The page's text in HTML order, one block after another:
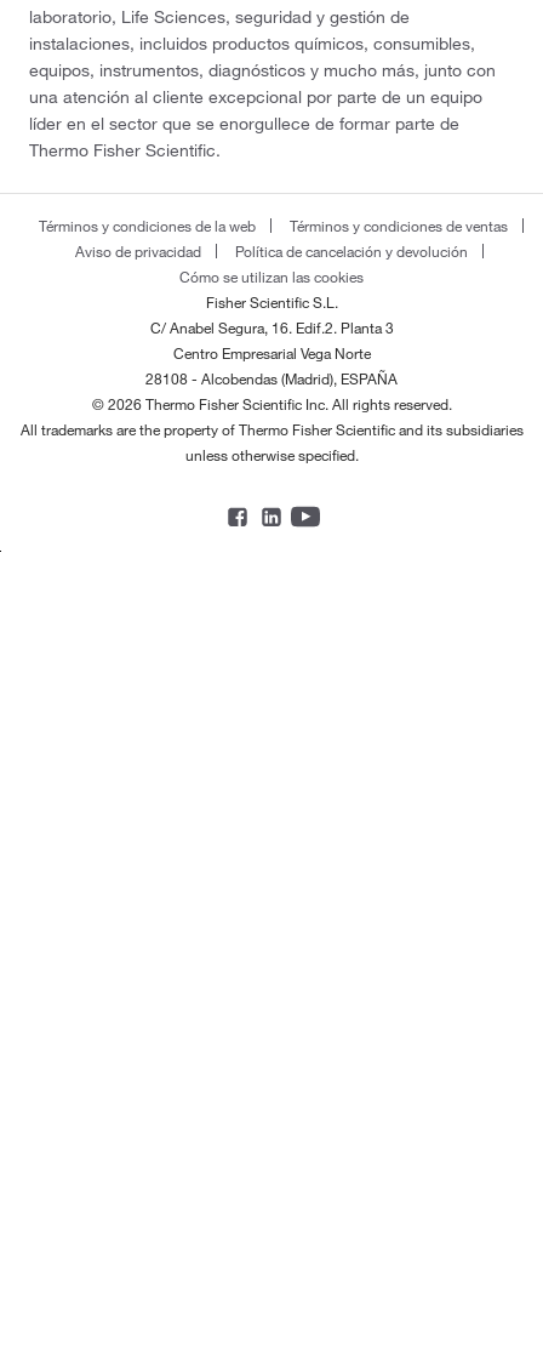
laboratorio, Life Sciences, seguridad y gestión de
instalaciones, incluidos productos químicos, consumibles,
equipos, instrumentos, diagnósticos y mucho más, junto con
una atención al cliente excepcional por parte de un equipo
líder en el sector que se enorgullece de formar parte de
Thermo Fisher Scientific.
Términos y condiciones de la web
Términos y condiciones de ventas
Aviso de privacidad
Política de cancelación y devolución
Cómo se utilizan las cookies
Fisher Scientific S.L.
C/ Anabel Segura, 16. Edif.2. Planta 3
Centro Empresarial Vega Norte
28108 - Alcobendas (Madrid), ESPAÑA
© 2026 Thermo Fisher Scientific Inc. All rights reserved.
All trademarks are the property of Thermo Fisher Scientific and its subsidiaries
unless otherwise specified.